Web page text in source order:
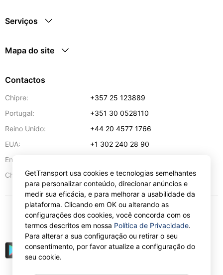
Serviços
Mapa do site
Contactos
Chipre:
+357 25 123889
Portugal:
+351 30 0528110
Reino Unido:
+44 20 4577 1766
EUA:
+1 302 240 28 90
Endereço de e-mail:
Chipre:
57 Spyrou Kyprianou,Lárnaca 6051
EUR
GetTransport usa cookies e tecnologias semelhantes
para personalizar conteúdo, direcionar anúncios e
medir sua eficácia, e para melhorar a usabilidade da
plataforma. Clicando em OK ou alterando as
configurações dos cookies, você concorda com os
termos descritos em nossa Política de Privacidade.
Para alterar a sua configuração ou retirar o seu
consentimento, por favor atualize a configuração do
seu cookie.